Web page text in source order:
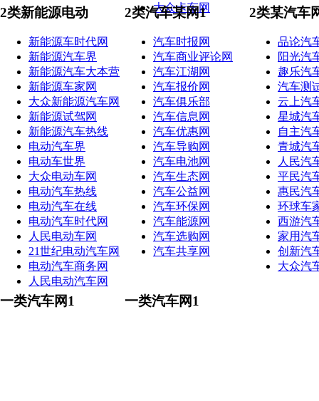
大众卡车网
2类新能源电动
新能源车时代网
新能源汽车界
新能源汽车大本营
新能源车家网
大众新能源汽车网
新能源试驾网
新能源汽车热线
电动汽车界
电动车世界
大众电动车网
电动汽车热线
电动汽车在线
电动汽车时代网
人民电动车网
21世纪电动汽车网
电动汽车商务网
人民电动汽车网
2类汽车某网1
汽车时报网
汽车商业评论网
汽车江湖网
汽车报价网
汽车俱乐部
汽车信息网
汽车优惠网
汽车导购网
汽车电池网
汽车生态网
汽车公益网
汽车环保网
汽车能源网
汽车选购网
汽车共享网
2类某汽车
品论汽
阳光汽
趣乐汽
汽车测
云上汽
星城汽
自主汽
青城汽
人民汽
平民汽
惠民汽
环球车
西游汽
家用汽
创新汽
大众汽
一类汽车网1 一类汽车网1